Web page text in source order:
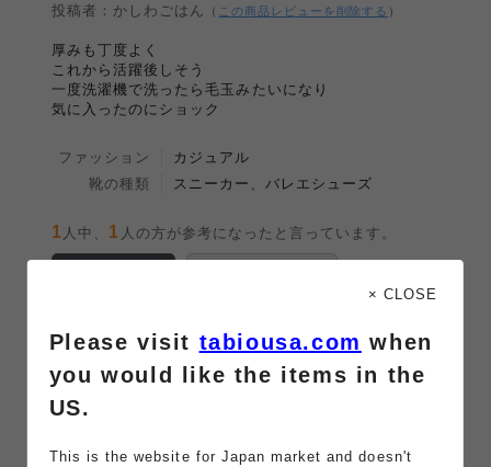
投稿者：かしわごはん
（ この商品レビューを削除する ）
厚みも丁度よく
これから活躍後しそう
一度洗濯機で洗ったら毛玉みたいになり
気に入ったのにショック
ファッション
カジュアル
靴の種類
スニーカー、バレエシューズ
1 人中、 1 人の方が参考になったと言っています。
みなさんの感想どおりです
2026/04/16 09:20:13
高級なので大事に履いてます。
× CLOSE
Please visit tabiousa.com when
you would like the items in the
US.
This is the website for Japan market and doesn't